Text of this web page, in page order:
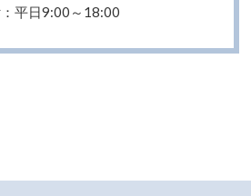
平日9:00～18:00